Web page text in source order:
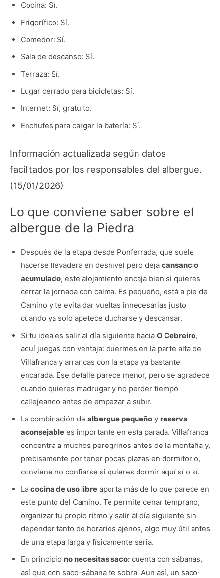
Cocina: Sí.
Frigorífico: Sí.
Comedor: Sí.
Sala de descanso: Sí.
Terraza: Sí.
Lugar cerrado para bicicletas: Sí.
Internet: Sí, gratuito.
Enchufes para cargar la batería: Sí.
Información actualizada según datos
facilitados por los responsables del albergue.
(15/01/2026)
Lo que conviene saber sobre el
albergue de la Piedra
Después de la etapa desde Ponferrada, que suele
hacerse llevadera en desnivel pero deja cansancio
acumulado, este alojamiento encaja bien si quieres
cerrar la jornada con calma. Es pequeño, está a pie de
Camino y te evita dar vueltas innecesarias justo
cuando ya solo apetece ducharse y descansar.
Si tu idea es salir al día siguiente hacia O Cebreiro,
aquí juegas con ventaja: duermes en la parte alta de
Villafranca y arrancas con la etapa ya bastante
encarada. Ese detalle parece menor, pero se agradece
cuando quieres madrugar y no perder tiempo
callejeando antes de empezar a subir.
La combinación de albergue pequeñoy reserva
aconsejablees importante en esta parada. Villafranca
concentra a muchos peregrinos antes de la montaña y,
precisamente por tener pocas plazas en dormitorio,
conviene no confiarse si quieres dormir aquí sí o sí.
La cocina de uso libreaporta más de lo que parece en
este punto del Camino. Te permite cenar temprano,
organizar tu propio ritmo y salir al día siguiente sin
depender tanto de horarios ajenos, algo muy útil antes
de una etapa larga y físicamente seria.
En principio no necesitas saco:cuenta con sábanas,
así que con saco-sábana te sobra. Aun así, un saco-